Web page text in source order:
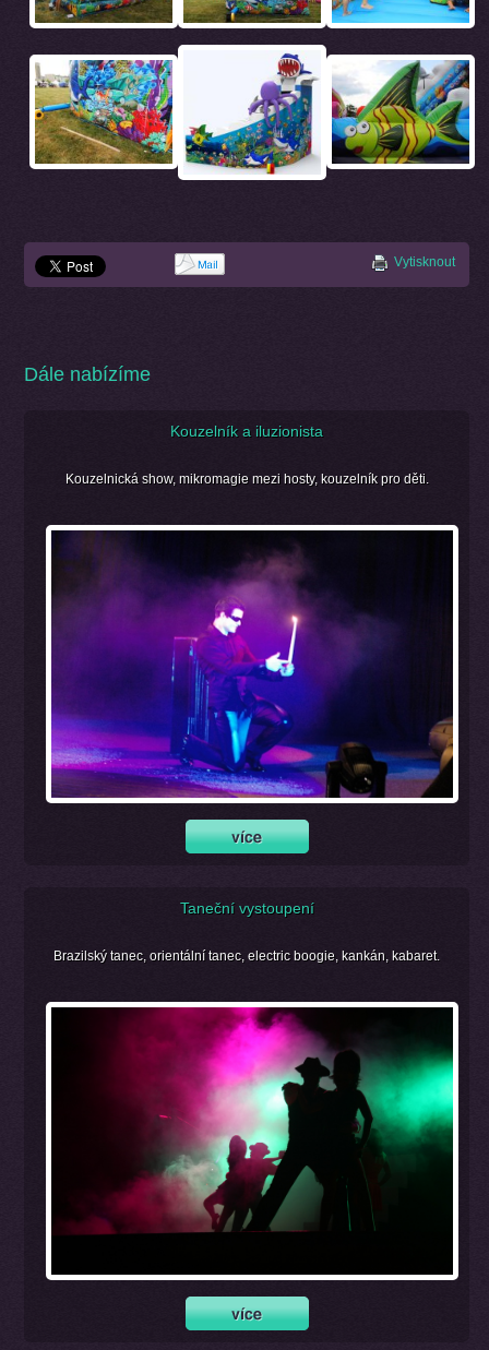
Vytisknout
Dále nabízíme
Kouzelník a iluzionista
Kouzelnická show, mikromagie mezi hosty, kouzelník pro děti.
Taneční vystoupení
Brazilský tanec, orientální tanec, electric boogie, kankán, kabaret.